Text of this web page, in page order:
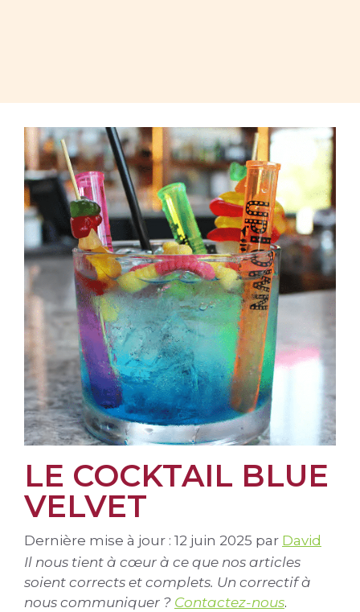
LE COCKTAIL BLUE
VELVET
Dernière mise à jour : 12 juin 2025 par David
Il nous tient à cœur à ce que nos articles
soient corrects et complets. Un correctif à
nous communiquer ? Contactez-nous.